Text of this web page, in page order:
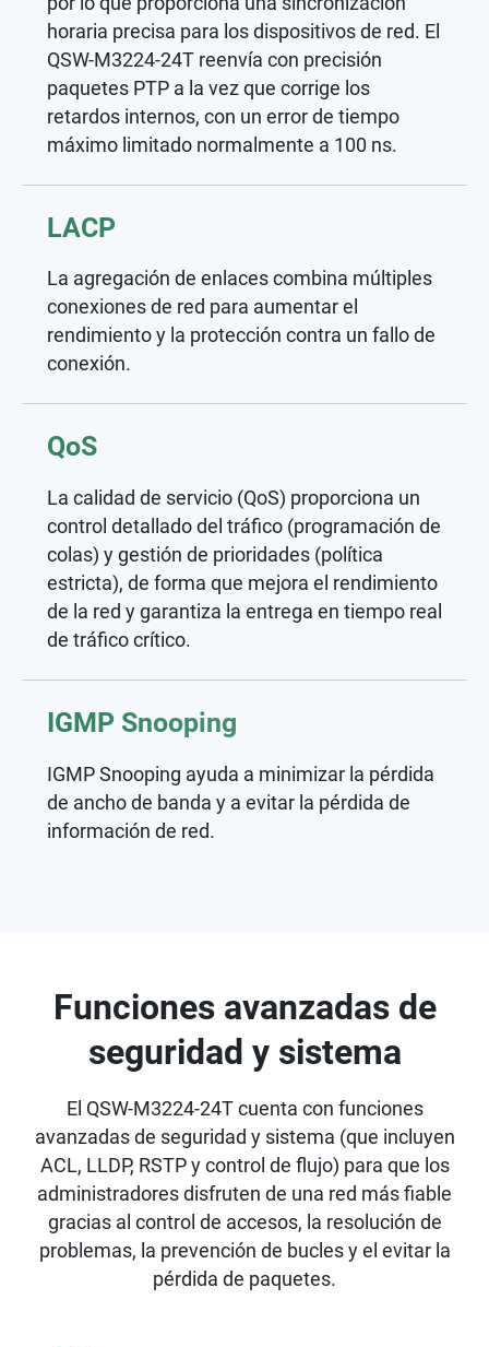
horaria precisa para los dispositivos de red. El
QSW-M3224-24T reenvía con precisión
paquetes PTP a la vez que corrige los
retardos internos, con un error de tiempo
máximo limitado normalmente a 100 ns.
LACP
La agregación de enlaces combina múltiples
conexiones de red para aumentar el
rendimiento y la protección contra un fallo de
conexión.
QoS
La calidad de servicio (QoS) proporciona un
control detallado del tráfico (programación de
colas) y gestión de prioridades (política
estricta), de forma que mejora el rendimiento
de la red y garantiza la entrega en tiempo real
de tráfico crítico.
IGMP Snooping
IGMP Snooping ayuda a minimizar la pérdida
de ancho de banda y a evitar la pérdida de
información de red.
Funciones avanzadas de
seguridad y sistema
El QSW-M3224-24T cuenta con funciones
avanzadas de seguridad y sistema (que incluyen
ACL, LLDP, RSTP y control de flujo) para que los
administradores disfruten de una red más fiable
gracias al control de accesos, la resolución de
problemas, la prevención de bucles y el evitar la
pérdida de paquetes.